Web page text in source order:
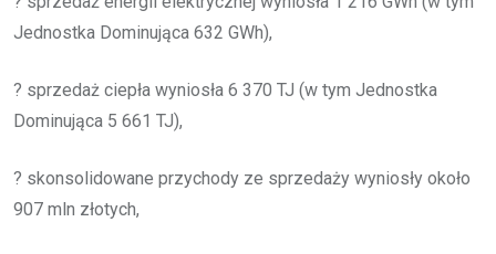
Jednostka Dominująca 632 GWh),
? sprzedaż ciepła wyniosła 6 370 TJ (w tym Jednostka
Dominująca 5 661 TJ),
? skonsolidowane przychody ze sprzedaży wyniosły około
907 mln złotych,